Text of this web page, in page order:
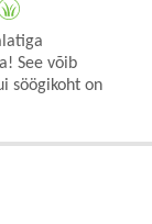
See võib
söögikoht on